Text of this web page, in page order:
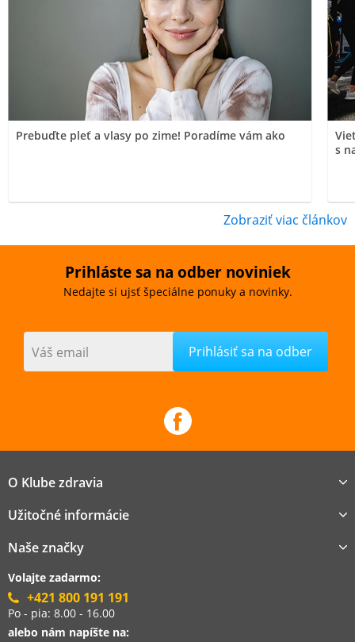
Prebuďte pleť a vlasy po zime! Poradíme vám ako
s
Zobraziť viac článkov
Prihláste sa na odber noviniek
Nedajte si ujsť špeciálne ponuky a novinky.
Váš email
O Klube zdravia
Užitočné informácie
Naše značky
Volajte zadarmo:
+421 800 191 191
Po - pia: 8.00 - 16.00
alebo nám napíšte na: